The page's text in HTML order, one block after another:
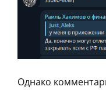
Однако